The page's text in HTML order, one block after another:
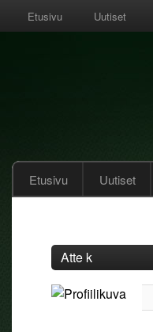
Etusivu Uutiset
Etusivu Uutiset
Atte k